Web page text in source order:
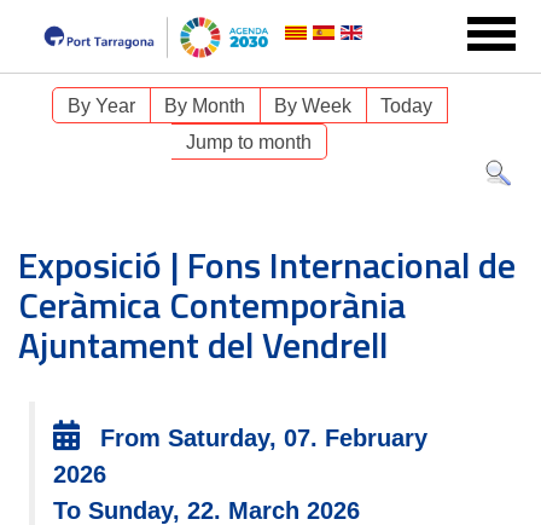
By Year By Month By Week
Today
Jump to month
Exposició | Fons Internacional de
Ceràmica Contemporània
Ajuntament del Vendrell
From Saturday, 07. February
2026
To Sunday, 22. March 2026